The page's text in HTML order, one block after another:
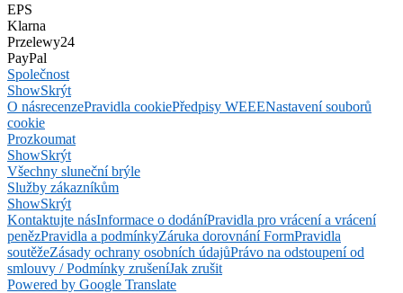
EPS
Klarna
Przelewy24
PayPal
Společnost
ShowSkrýt
O násrecenzePravidla cookiePředpisy WEEENastavení souborů
cookie
Prozkoumat
ShowSkrýt
Všechny sluneční brýle
Služby zákazníkům
ShowSkrýt
Kontaktujte násInformace o dodáníPravidla pro vrácení a vrácení
penězPravidla a podmínkyZáruka dorovnání FormPravidla
soutěžeZásady ochrany osobních údajůPrávo na odstoupení od
smlouvy / Podmínky zrušeníJak zrušit
Powered by Google Translate